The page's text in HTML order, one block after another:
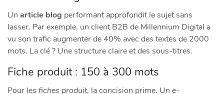
Un article blog performant approfondit le sujet sans
lasser. Par exemple, un client B2B de Millennium Digital a
vu son trafic augmenter de 40% avec des textes de 2000
mots. La clé ? Une structure claire et des sous-titres.
Fiche produit : 150 à 300 mots
Pour les fiches produit, la concision prime. Un e-